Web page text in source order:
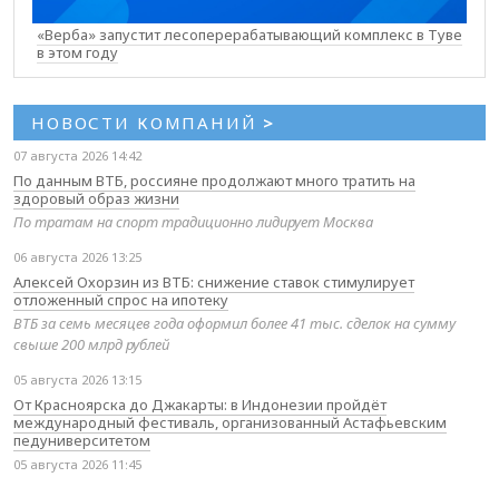
«Верба» запустит лесоперерабатывающий комплекс в Туве
в этом году
НОВОСТИ КОМПАНИЙ >
07 августа 2026 14:42
По данным ВТБ, россияне продолжают много тратить на
здоровый образ жизни
По тратам на спорт традиционно лидирует Москва
06 августа 2026 13:25
Алексей Охорзин из ВТБ: снижение ставок стимулирует
отложенный спрос на ипотеку
ВТБ за семь месяцев года оформил более 41 тыс. сделок на сумму
свыше 200 млрд рублей
05 августа 2026 13:15
От Красноярска до Джакарты: в Индонезии пройдёт
международный фестиваль, организованный Астафьевским
педуниверситетом
05 августа 2026 11:45